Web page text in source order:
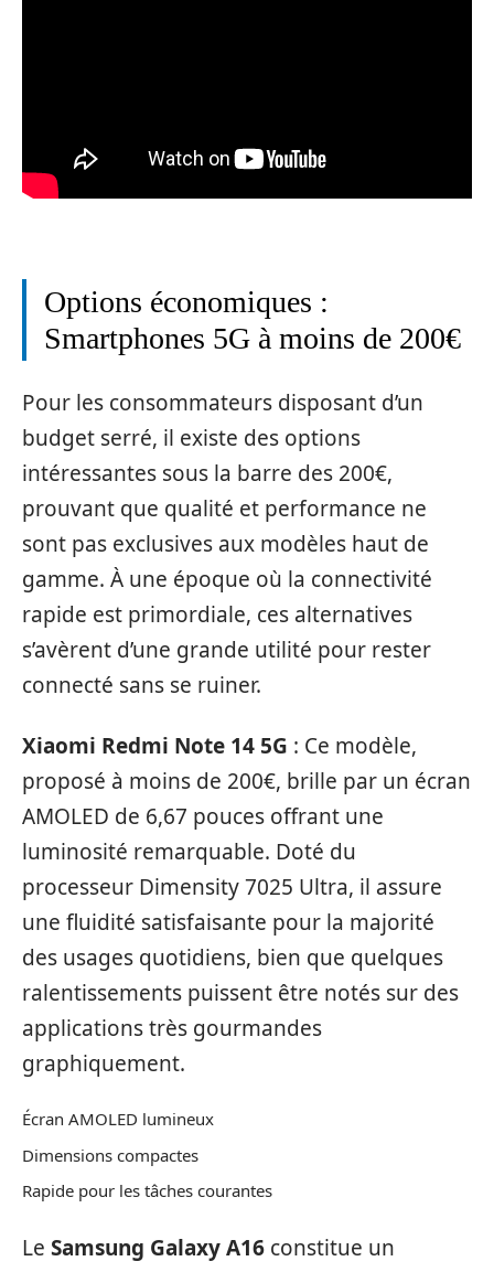
Options économiques :
Smartphones 5G à moins de 200€
Pour les consommateurs disposant d’un
budget serré, il existe des options
intéressantes sous la barre des 200€,
prouvant que qualité et performance ne
sont pas exclusives aux modèles haut de
gamme. À une époque où la connectivité
rapide est primordiale, ces alternatives
s’avèrent d’une grande utilité pour rester
connecté sans se ruiner.
Xiaomi Redmi Note 14 5G : Ce modèle,
proposé à moins de 200€, brille par un écran
AMOLED de 6,67 pouces offrant une
luminosité remarquable. Doté du
processeur Dimensity 7025 Ultra, il assure
une fluidité satisfaisante pour la majorité
des usages quotidiens, bien que quelques
ralentissements puissent être notés sur des
applications très gourmandes
graphiquement.
Écran AMOLED lumineux
Dimensions compactes
Rapide pour les tâches courantes
Le Samsung Galaxy A16 constitue un